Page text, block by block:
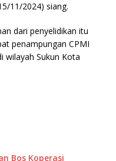
11/2024) siang.
dari penyelidikan itu
penampungan CPMI
wilayah Sukun Kota
Bos Koperasi